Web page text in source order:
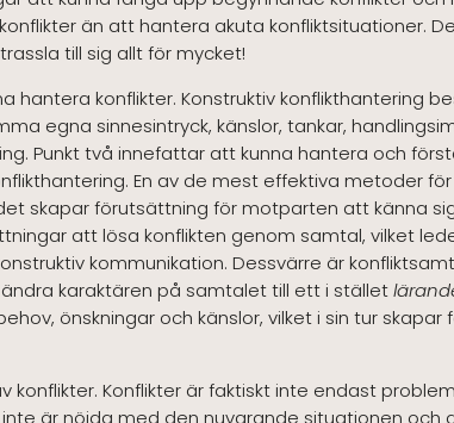
än att hantera akuta konfliktsituationer.
till sig allt för mycket!
hantera konflikter. Konstruktiv konflikthantering
egna sinnesintryck, känslor, tankar,
Punkt två innefattar att kunna hantera och
En av de mest effektiva metoder
skapar förutsättning för motparten att känna
att lösa konflikten genom samtal, vilket
kommunikation. Dessvärre är
karaktären på samtalet till ett i stället
önskningar och känslor, vilket i sin tur
konflikter. Konflikter är faktiskt inte endast
är nöjda med den nuvarande situationen och